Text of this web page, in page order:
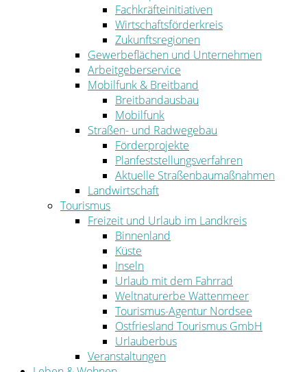
Fachkräfteinitiativen
Wirtschaftsförderkreis
Zukunftsregionen
Gewerbeflächen und Unternehmen
Arbeitgeberservice
Mobilfunk & Breitband
Breitbandausbau
Mobilfunk
Straßen- und Radwegebau
Förderprojekte
Planfeststellungsverfahren
Aktuelle Straßenbaumaßnahmen
Landwirtschaft
Tourismus
Freizeit und Urlaub im Landkreis
Binnenland
Küste
Inseln
Urlaub mit dem Fahrrad
Weltnaturerbe Wattenmeer
Tourismus-Agentur Nordsee
Ostfriesland Tourismus GmbH
Urlauberbus
Veranstaltungen